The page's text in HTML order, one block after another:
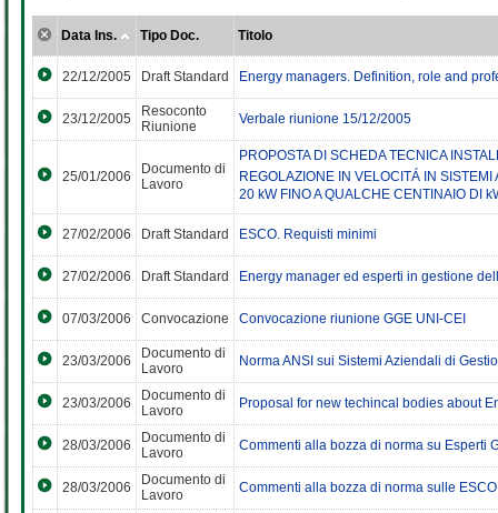
Data Ins. Tipo Doc. Titolo
22/12/2005 Draft Standard Energy managers. Definition, role and
23/12/2005
Resoconto
Riunione
Verbale riunione 15/12/2005
25/01/2006
Documento di
Lavoro
PROPOSTA DI SCHEDA TECNICA
REGOLAZIONE IN VELOCITÁ IN
20 kW FINO A QUALCHE CENTINAIO DI
27/02/2006 Draft Standard ESCO. Requisti minimi
27/02/2006 Draft Standard Energy manager ed esperti in gestione
07/03/2006 Convocazione Convocazione riunione GGE UNI-CEI
23/03/2006
Documento di
Lavoro
Norma ANSI sui Sistemi Aziendali di
23/03/2006
Documento di
Lavoro
Proposal for new techincal bodies about
28/03/2006
Documento di
Lavoro
Commenti alla bozza di norma su Esperti
28/03/2006
Documento di
Lavoro
Commenti alla bozza di norma sulle ESCO